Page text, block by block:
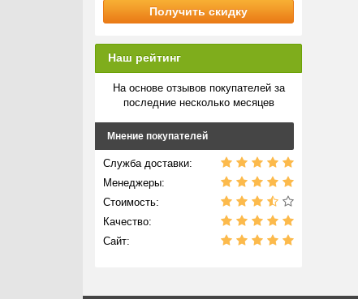
Наш рейтинг
На основе отзывов покупателей за
последние несколько месяцев
Мнение покупателей
Служба доставки:
Менеджеры:
Стоимость:
Качество:
Сайт: